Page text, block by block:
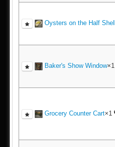
Oysters on the Half Shell
Baker's Show Window×1
Grocery Counter Cart×1